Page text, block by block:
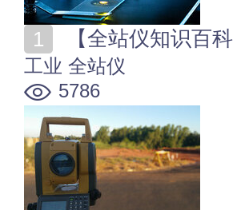
【全站仪知识百
工业 全站仪
5786